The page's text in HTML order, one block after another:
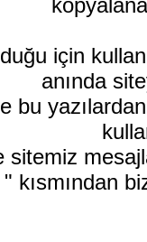
için
anında
bu
sitemiz
kısmından